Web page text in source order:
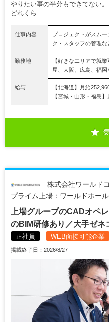
やりたい事の半分もできてない
どれくら...
仕事内容
プロジェクトがスム
ク・スタッフの管理な
勤務地
【好きなエリアで就
屋、大阪、広島、福岡
給与
【北海道】月給
【宮城・山形・福島】
株式会社ワールド
プライム上場：ワールドホー
上場グループのCADオペ
のBIM研修あり／大手ゼ
正社員 WEB面接可能企業
掲載終了日：2026/8/27